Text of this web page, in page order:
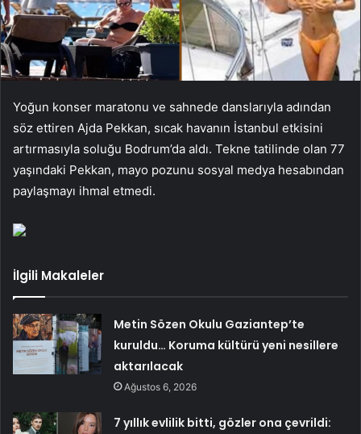
Yoğun konser maratonu ve sahnede danslarıyla adından
söz ettiren Ajda Pekkan, sıcak havanın İstanbul etkisini
artırmasıyla soluğu Bodrum’da aldı. Tekne tatilinde olan 77
yaşındaki Pekkan, mayo pozunu sosyal medya hesabından
paylaşmayı ihmal etmedi.
İlgili Makaleler
Metin Sözen Okulu Gaziantep’te
kuruldu… Koruma kültürü yeni nesillere
aktarılacak
Ağustos 6, 2026
7 yıllık evlilik bitti, gözler ona çevrildi: